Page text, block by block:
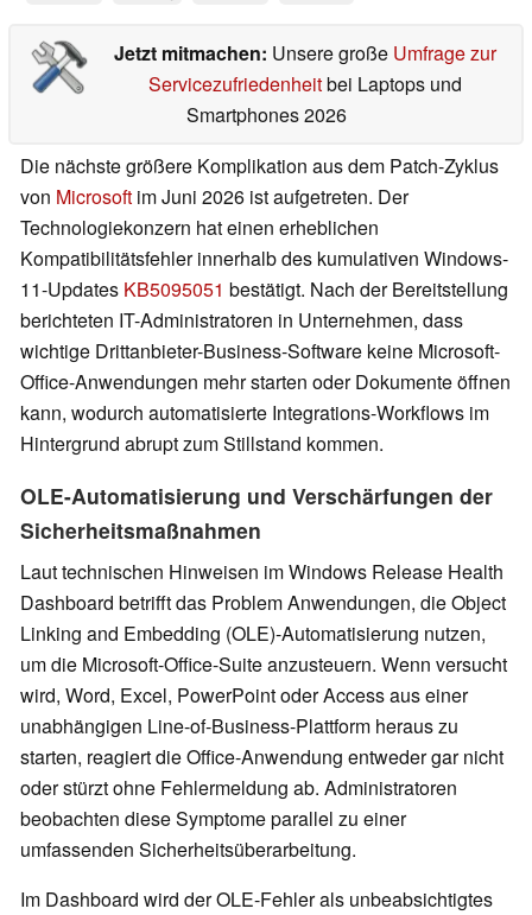
Jetzt mitmachen: Unsere große Umfrage zur
Servicezufriedenheitbei Laptops und
Smartphones 2026
Die nächste größere Komplikation aus dem Patch-Zyklus
von Microsoft im Juni 2026 ist aufgetreten. Der
Technologiekonzern hat einen erheblichen
Kompatibilitätsfehler innerhalb des kumulativen Windows-
11-Updates KB5095051 bestätigt. Nach der Bereitstellung
berichteten IT-Administratoren in Unternehmen, dass
wichtige Drittanbieter-Business-Software keine Microsoft-
Office-Anwendungen mehr starten oder Dokumente öffnen
kann, wodurch automatisierte Integrations-Workflows im
Hintergrund abrupt zum Stillstand kommen.
OLE-Automatisierung und Verschärfungen der
Sicherheitsmaßnahmen
Laut technischen Hinweisen im Windows Release Health
Dashboard betrifft das Problem Anwendungen, die Object
Linking and Embedding (OLE)-Automatisierung nutzen,
um die Microsoft-Office-Suite anzusteuern. Wenn versucht
wird, Word, Excel, PowerPoint oder Access aus einer
unabhängigen Line-of-Business-Plattform heraus zu
starten, reagiert die Office-Anwendung entweder gar nicht
oder stürzt ohne Fehlermeldung ab. Administratoren
beobachten diese Symptome parallel zu einer
umfassenden Sicherheitsüberarbeitung.
Im Dashboard wird der OLE-Fehler als unbeabsichtigtes